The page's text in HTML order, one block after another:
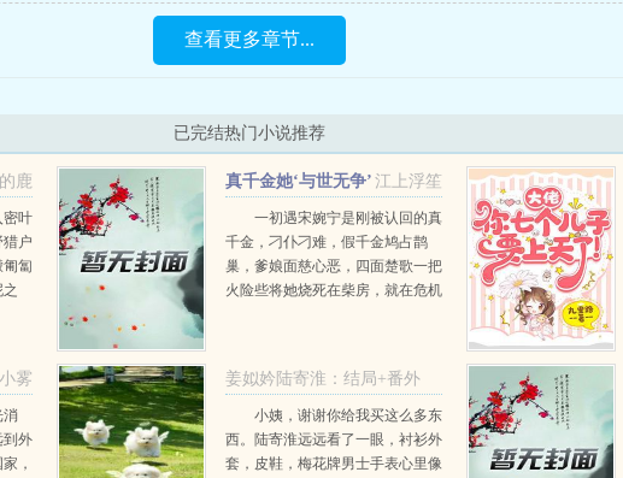
查看更多章节...
已完结热门小说推荐
鹿
密叶
户
匐
江上浮笙
真千金她‘与世无争’
一初遇宋婉宁是刚被认回的真
千金，刁仆刁难，假千金鸠占鹊
巢，爹娘面慈心恶，四面楚歌一把
火险些将她烧死在柴房，就在危机
雾
消
到外
，
姜姒妗陆寄淮：结局+番外
+完结
姜姒妗陆寄淮
小姨，谢谢你给我买这么多东
西。陆寄淮远远看了一眼，衬衫外
套，皮鞋，梅花牌男士手表心里像